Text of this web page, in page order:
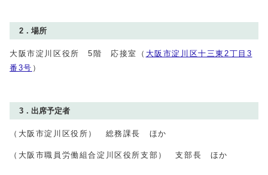
2．場所
大阪市淀川区役所 5階 応接室（ 大阪市淀川区十三東2丁目3
番3号 ）
3．出席予定者
（大阪市淀川区役所） 総務課長 ほか
（大阪市職員労働組合淀川区役所支部） 支部長 ほか